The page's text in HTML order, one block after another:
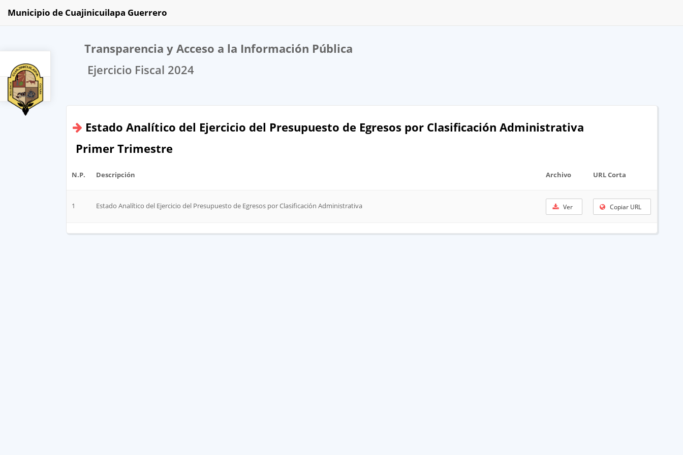
2024
Municipio de Cuajinicuilapa Guerrero
Transparencia y Acceso a la Información Pública
Ejercicio Fiscal 2024
Estado Analítico del Ejercicio del Presupuesto de Egresos por Clasificación Administrativa
Primer Trimestre
N.P. Descripción Archivo URL Corta
1 Estado Analítico del Ejercicio del Presupuesto de Egresos por Clasificación Administrativa Ver Copiar URL